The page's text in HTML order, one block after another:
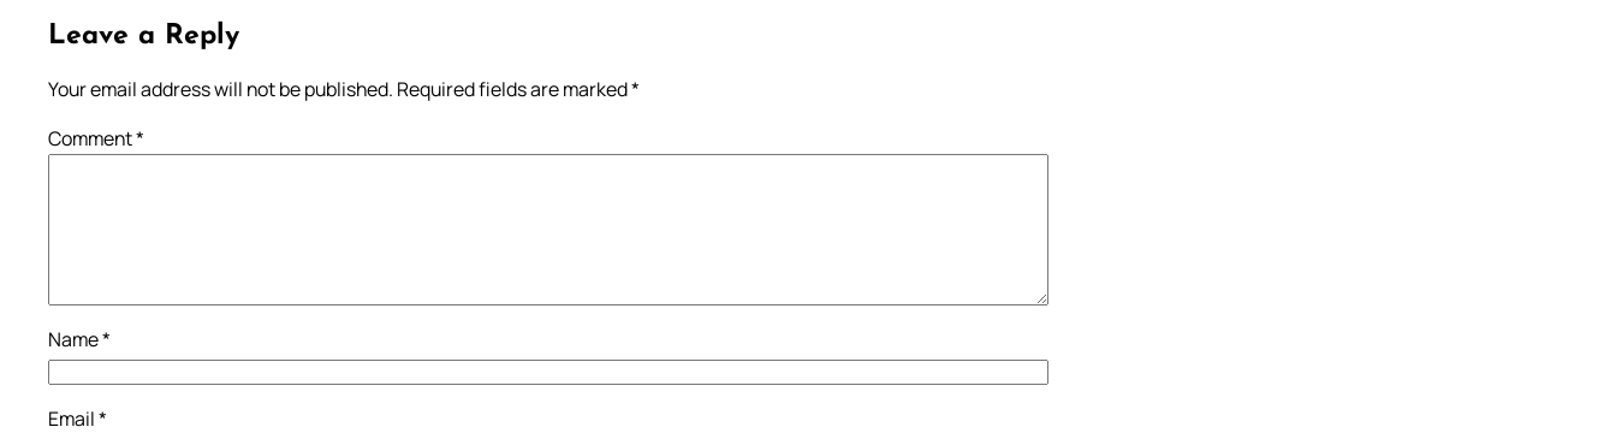
Leave a Reply
Your email address will not be published. Required fields are marked*
Comment*
Name*
Email*